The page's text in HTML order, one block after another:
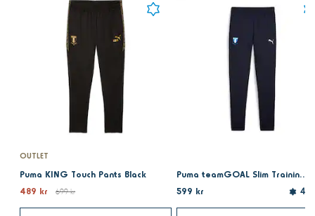
OUTLET
Puma KING Touch Pants Black
489 kr
699 kr
Puma teamGOAL Slim Training Pant navy
599 kr
4.8